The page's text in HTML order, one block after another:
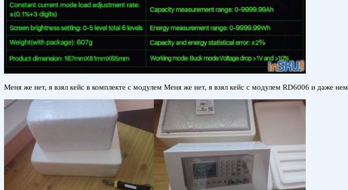
Меня же нет, я взял кейс в комплекте с модулем Меня же нет, я взял кейс с модулем RD6006 и даже